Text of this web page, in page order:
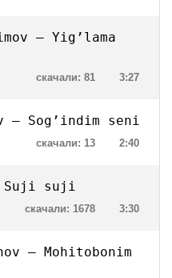
— Yig’lama
3:27
скачали: 81
— Sog’indim seni
2:40
скачали: 13
Suji suji
3:30
скачали: 1678
— Mohitobonim